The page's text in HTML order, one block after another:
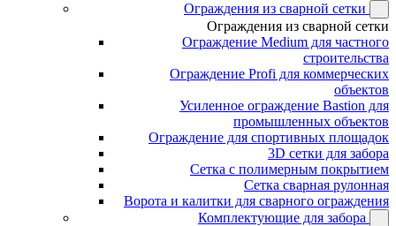
Ограждения из сварной сетки
Ограждения из сварной сетки
Ограждение Medium для частного
строительства
Ограждение Profi для коммерческих
объектов
Усиленное ограждение Bastion для
промышленных объектов
Ограждение для спортивных площадок
3D сетки для забора
Сетка с полимерным покрытием
Сетка сварная рулонная
Ворота и калитки для сварного ограждения
Комплектующие для забора